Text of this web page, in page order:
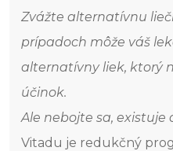
Zvážte alternatívnu
prípadoch môže váš
alternatívny liek, ktorý
účinok.
Ale nebojte sa, existuje
Vitadu je redukčný